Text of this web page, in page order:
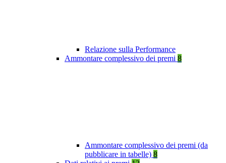
Relazione sulla Performance
Ammontare complessivo dei premi 8
Ammontare complessivo dei premi (da
pubblicare in tabelle) 8